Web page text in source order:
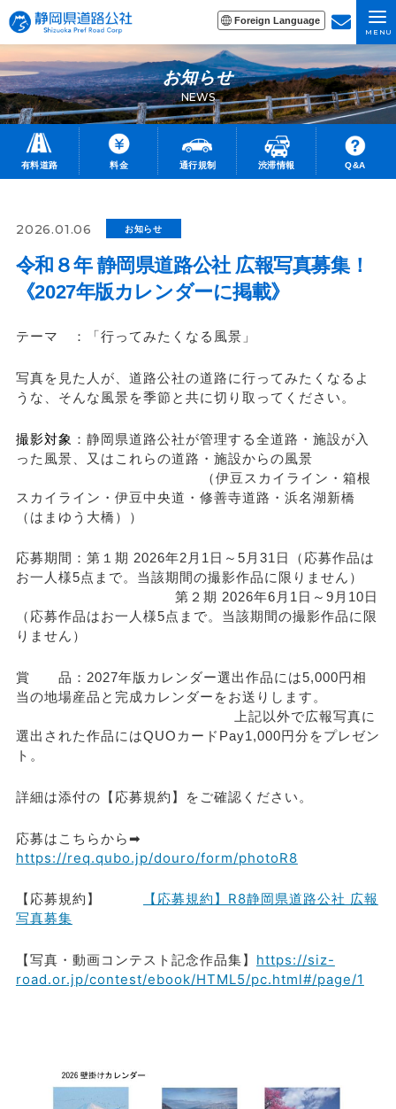
Foreign Language
MENU
お知らせ
NEWS
有料道路 料金 通行規制 渋滞情報 Q&A
2026.01.06 お知らせ
令和８年 静岡県道路公社 広報写真募集！
《2027年版カレンダーに掲載》
テーマ ：「行ってみたくなる風景」
写真を見た人が、道路公社の道路に行ってみたくなるよ
うな、そんな風景を季節と共に切り取ってください。
撮影対象 ：静岡県道路公社が管理する全道路・施設が入
った風景、又はこれらの道路・施設からの風景
（伊豆スカイライン・箱根
スカイライン・伊豆中央道・修善寺道路・浜名湖新橋
（はまゆう大橋））
応募期間：第１期 2026年2月1日～5月31日（応募作品は
お一人様5点まで。当該期間の撮影作品に限りません）
第２期 2026年6月1日～9月10日
（応募作品はお一人様5点まで。当該期間の撮影作品に限
りません）
賞 品：2027年版カレンダー選出作品には5,000円相
当の地場産品と完成カレンダーをお送りします。
上記以外で広報写真に
選出された作品にはQUOカードPay1,000円分をプレゼン
ト。
詳細は添付の【応募規約】をご確認ください。
応募はこちらから➡
https://req.qubo.jp/douro/form/photoR8
【応募規約】
【応募規約】R8静岡県道路公社 広報
写真募集
【写真・動画コンテスト記念作品集】 https://siz-
road.or.jp/contest/ebook/HTML5/pc.html#/page/1